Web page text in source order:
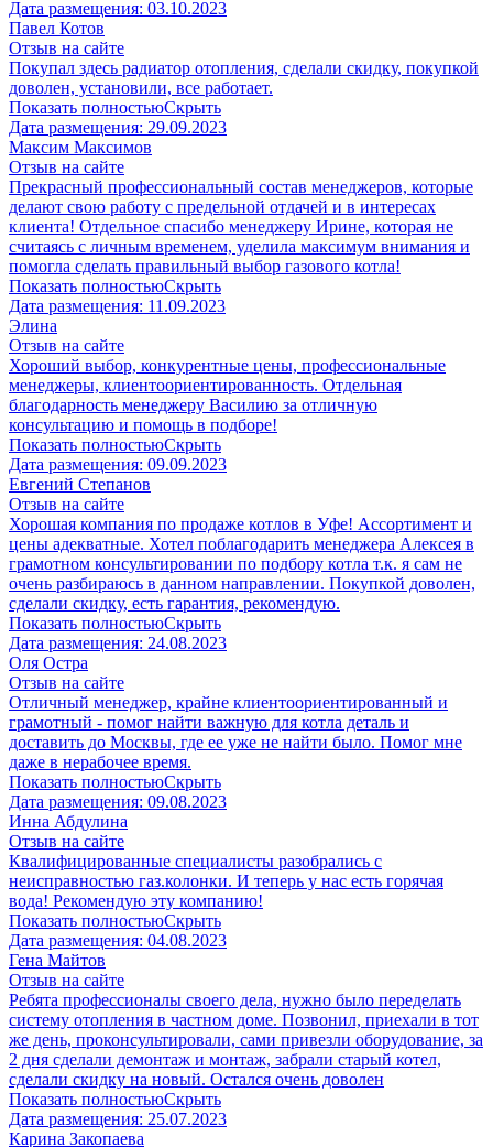
Дата размещения: 03.10.2023
Павел Котов
Отзыв на сайте
Покупал здесь радиатор отопления, сделали скидку, покупкой
доволен, установили, все работает.
Показать полностьюСкрыть
Дата размещения: 29.09.2023
Максим Максимов
Отзыв на сайте
Прекрасный профессиональный состав менеджеров, которые
делают свою работу с предельной отдачей и в интересах
клиента! Отдельное спасибо менеджеру Ирине, которая не
считаясь с личным временем, уделила максимум внимания и
помогла сделать правильный выбор газового котла!
Показать полностьюСкрыть
Дата размещения: 11.09.2023
Элина
Отзыв на сайте
Хороший выбор, конкурентные цены, профессиональные
менеджеры, клиентоориентированность. Отдельная
благодарность менеджеру Василию за отличную
консультацию и помощь в подборе!
Показать полностьюСкрыть
Дата размещения: 09.09.2023
Евгений Степанов
Отзыв на сайте
Хорошая компания по продаже котлов в Уфе! Ассортимент и
цены адекватные. Хотел поблагодарить менеджера Алексея в
грамотном консультировании по подбору котла т.к. я сам не
очень разбираюсь в данном направлении. Покупкой доволен,
сделали скидку, есть гарантия, рекомендую.
Показать полностьюСкрыть
Дата размещения: 24.08.2023
​Оля Остра
Отзыв на сайте
Отличный менеджер, крайне клиентоориентированный и
грамотный - помог найти важную для котла деталь и
доставить до Москвы, где ее уже не найти было. Помог мне
даже в нерабочее время.
Показать полностьюСкрыть
Дата размещения: 09.08.2023
Инна Абдулина
Отзыв на сайте
Квалифицированные специалисты разобрались с
неисправностью газ.колонки. И теперь у нас есть горячая
вода! Рекомендую эту компанию!
Показать полностьюСкрыть
Дата размещения: 04.08.2023
​Гена Майтов
Отзыв на сайте
Ребята профессионалы своего дела, нужно было переделать
систему отопления в частном доме. Позвонил, приехали в тот
же день, проконсультировали, сами привезли оборудование, за
2 дня сделали демонтаж и монтаж, забрали старый котел,
сделали скидку на новый. Остался очень доволен
Показать полностьюСкрыть
Дата размещения: 25.07.2023
Карина Закопаева